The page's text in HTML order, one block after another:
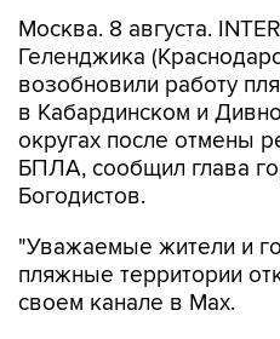
Москва. 8 августа.
Геленджика
возобновили работу
в Кабардинском и
округах после отмены
БПЛА, сообщил глава
Богодистов.
"Уважаемые жители и
пляжные территории
своем канале в Max.